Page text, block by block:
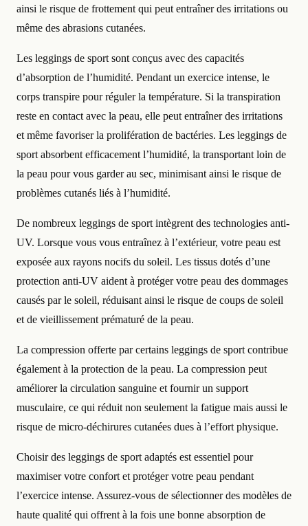
ainsi le risque de frottement qui peut entraîner des irritations ou
même des abrasions cutanées.
Les leggings de sport sont conçus avec des capacités
d’absorption de l’humidité. Pendant un exercice intense, le
corps transpire pour réguler la température. Si la transpiration
reste en contact avec la peau, elle peut entraîner des irritations
et même favoriser la prolifération de bactéries. Les leggings de
sport absorbent efficacement l’humidité, la transportant loin de
la peau pour vous garder au sec, minimisant ainsi le risque de
problèmes cutanés liés à l’humidité.
De nombreux leggings de sport intègrent des technologies anti-
UV. Lorsque vous vous entraînez à l’extérieur, votre peau est
exposée aux rayons nocifs du soleil. Les tissus dotés d’une
protection anti-UV aident à protéger votre peau des dommages
causés par le soleil, réduisant ainsi le risque de coups de soleil
et de vieillissement prématuré de la peau.
La compression offerte par certains leggings de sport contribue
également à la protection de la peau. La compression peut
améliorer la circulation sanguine et fournir un support
musculaire, ce qui réduit non seulement la fatigue mais aussi le
risque de micro-déchirures cutanées dues à l’effort physique.
Choisir des leggings de sport adaptés est essentiel pour
maximiser votre confort et protéger votre peau pendant
l’exercice intense. Assurez-vous de sélectionner des modèles de
haute qualité qui offrent à la fois une bonne absorption de